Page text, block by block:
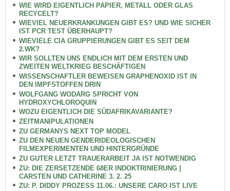
WIE WIRD EIGENTLICH PAPIER, METALL ODER GLAS
RECYCELT?
WIEVIEL NEUERKRANKUNGEN GIBT ES? UND WIE SICHER
IST PCR TEST ÜBERHAUPT?
WIEVIELE CIA GRUPPIERUNGEN GIBT ES SEIT DEM
2.WK?
WIR SOLLTEN UNS ENDLICH MIT DEM ERSTEN UND
ZWEITEN WELTKRIEG BESCHÄFTIGEN
WISSENSCHAFTLER BEWEISEN GRAPHENOXID IST IN
DEN IMPFSTOFFEN DRIN
WOLFGANG WODARG SPRICHT VON
HYDROXYCHLOROQUIN
WOZU EIGENTLICH DIE SÜDAFRIKAVARIANTE?
ZEITMANIPULATIONEN
ZU GERMANYS NEXT TOP MODEL
ZU DEN NEUEN GENDERIDEOLOGISCHEN
FILMEXPERIMENTEN UND HINTERGRÜNDE
ZU GUTER LETZT TRAUERARBEIT JA IST NOTWENDIG
ZU: DIE ZERSETZENDE 68ER INDOKTRINIERUNG |
CARSTEN UND CATHERINE 3. 2. 25
ZU: P. DIDDY PROZESS 11.06.: UNSERE CARO IST LIVE